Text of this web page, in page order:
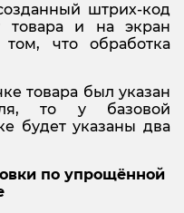
штрих-код
товара и на экран
что обработка
товара был указан
то у базовой
будет указаны два
по упрощённой